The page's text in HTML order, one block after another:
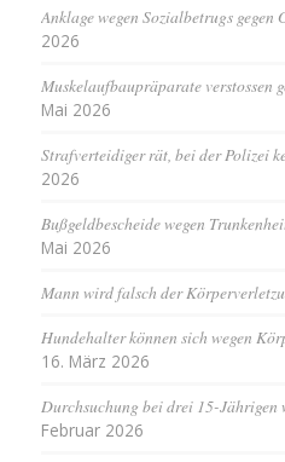
Anklage wegen Sozialbetrugs gegen
2026
Muskelaufbaupräparate verstossen
Mai 2026
Strafverteidiger rät, bei der Polizei
2026
Bußgeldbescheide wegen
Mai 2026
Mann wird falsch der
Hundehalter können sich wegen
16. März 2026
Durchsuchung bei drei 15-Jährigen
Februar 2026